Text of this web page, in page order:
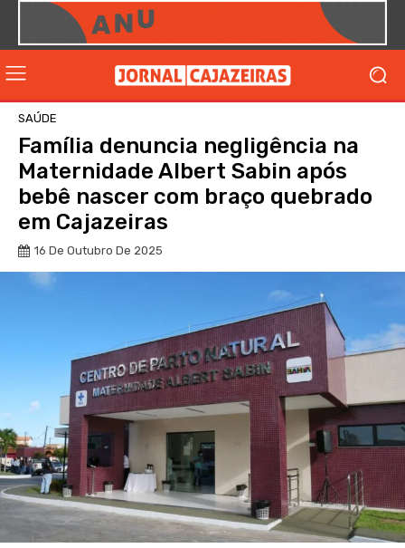
SAÚDE
Família denuncia negligência na
Maternidade Albert Sabin após
bebê nascer com braço quebrado
em Cajazeiras
16 De Outubro De 2025